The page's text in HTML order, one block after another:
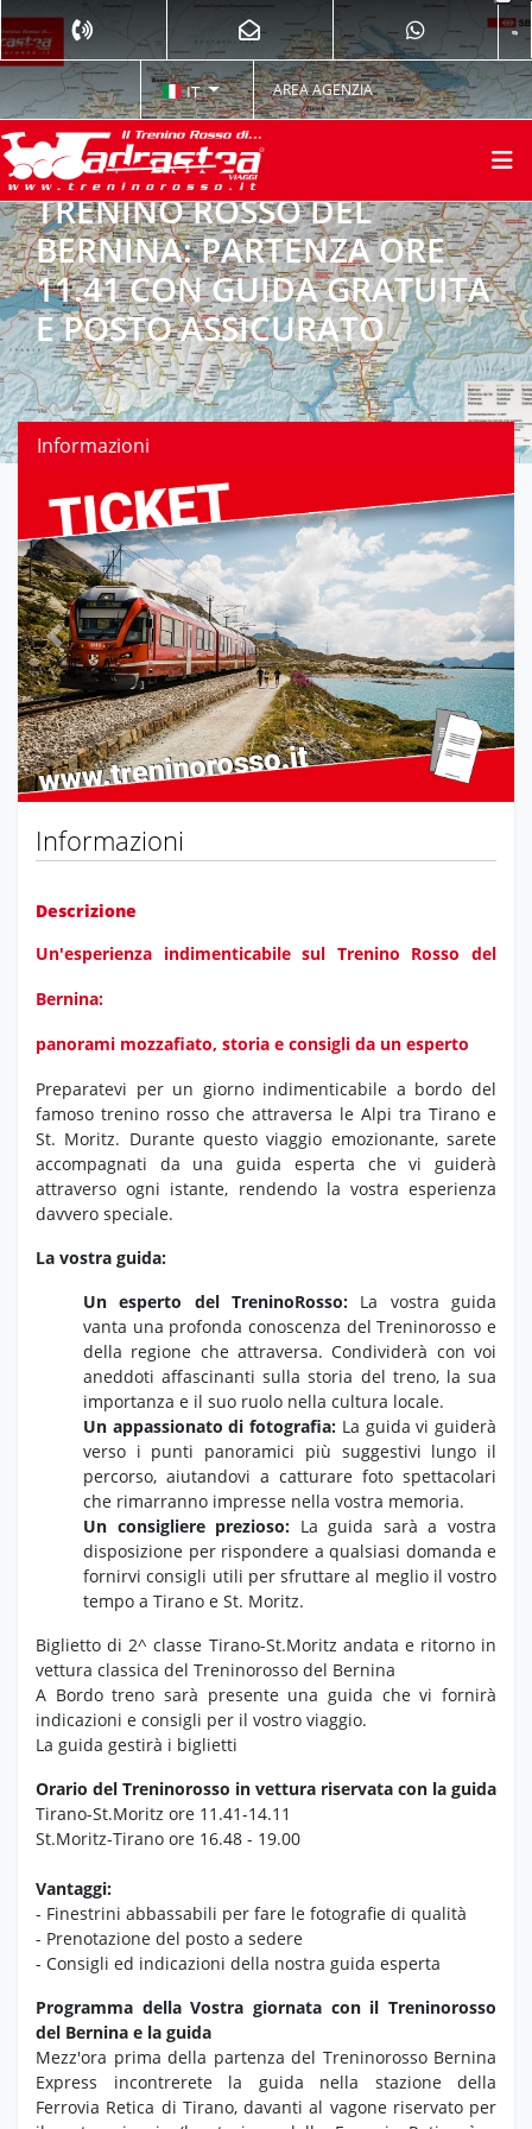
IT AREA AGENZIA
TRENINO ROSSO DEL
BERNINA: PARTENZA ORE
11.41 CON GUIDA GRATUITA
E POSTO ASSICURATO
Informazioni
Previous Next
Informazioni
Descrizione
Un'esperienza indimenticabile sul Trenino Rosso del
Bernina:
panorami mozzafiato, storia e consigli da un esperto
Preparatevi per un giorno indimenticabile a bordo del
famoso trenino rosso che attraversa le Alpi tra Tirano e
St. Moritz. Durante questo viaggio emozionante,sarete
accompagnati da una guida esperta che vi guiderà
attraverso ogni istante, rendendo la vostra esperienza
davvero speciale.
La vostra guida:
Un esperto del TreninoRosso: La vostra guida
vanta una profonda conoscenza del Treninorosso e
della regione che attraversa. Condividerà con voi
aneddoti affascinanti sulla storia del treno,la sua
importanza e il suo ruolo nella cultura locale.
Un appassionato di fotografia: La guida vi guiderà
verso i punti panoramici più suggestivi lungo il
percorso, aiutandovi a catturare foto spettacolari
che rimarranno impresse nella vostra memoria.
Un consigliere prezioso: La guida sarà a vostra
disposizione per rispondere a qualsiasi domanda e
fornirvi consigli utili per sfruttare al meglio il vostro
tempo a Tirano e St. Moritz.
Biglietto di 2^ classe Tirano-St.Moritz andata e ritorno in
vettura classica del Treninorosso del Bernina
A Bordo treno sarà presente una guida che vi fornirà
indicazioni e consigli per il vostro viaggio.
La guida gestirà i biglietti
Orario del Treninorosso in vettura riservata con la guida
Tirano-St.Moritz ore 11.41-14.11
St.Moritz-Tirano ore 16.48 - 19.00
Vantaggi:
- Finestrini abbassabili per fare le fotografie di qualità
- Prenotazione del posto a sedere
- Consigli ed indicazioni della nostra guida esperta
Programma della Vostra giornata con il Treninorosso
del Bernina e la guida
Mezz'ora prima della partenza del Treninorosso Bernina
Express incontrerete la guida nella stazione della
Ferrovia Retica di Tirano, davanti al vagone riservato per